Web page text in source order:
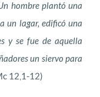
hombre plantó una
un lagar, edificó una
y se fue de aquella
un siervo para
12,1-12)